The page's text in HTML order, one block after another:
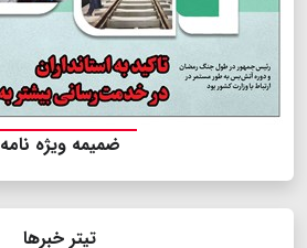
ضمیمه ویژه نامه
تیتر خبرها